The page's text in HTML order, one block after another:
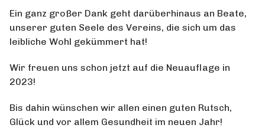
Ein ganz großer Dank geht darüberhinaus an Beate,
unserer guten Seele des Vereins, die sich um das
leibliche Wohl gekümmert hat!
Wir freuen uns schon jetzt auf die Neuauflage in
2023!
Bis dahin wünschen wir allen einen guten Rutsch,
Glück und vor allem Gesundheit im neuen Jahr!